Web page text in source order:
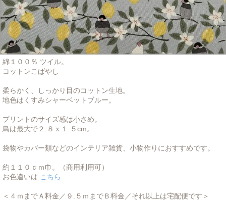
綿１００％ ツイル。
コットンこばやし
柔らかく、しっかり目のコットン生地。
地色はくすみシャーベットブルー。
プリントのサイズ感は小さめ。
鳥は最大で２.８ｘ１.５cm。
袋物やカバー類などのインテリア雑貨、小物作りにおすすめです。
約１１０ｃｍ巾。（商用利用可）
お色違いは こちら
＜４ｍまでＡ料金／９.５ｍまでＢ料金／それ以上は宅配便です＞